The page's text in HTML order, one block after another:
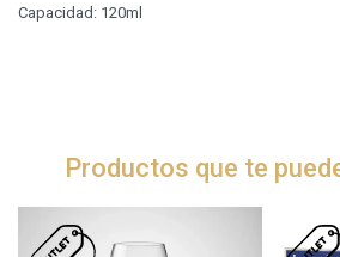
Capacidad: 120ml
Productos que te